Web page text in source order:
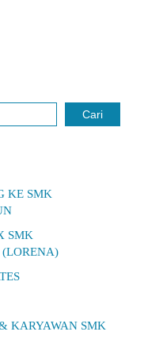
Cari
KE SMK
SMK
KARYAWAN SMK